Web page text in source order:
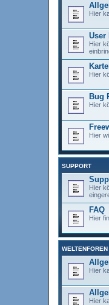
Hier
User
Hier
Hier
Bug
Hier
Hier
SUPPORT
Hier
FAQ
Hier
WELTENFOREN
Hier
Hier